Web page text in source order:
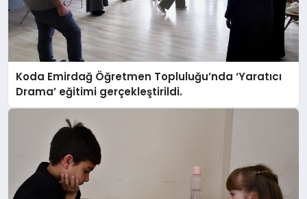
Koda Emirdağ Öğretmen Topluluğu’nda ‘Yaratıcı
Drama’ eğitimi gerçekleştirildi.